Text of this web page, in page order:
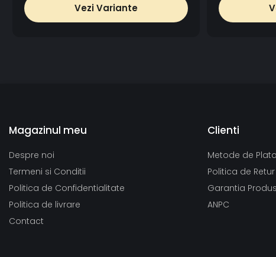
Vezi Variante
Magazinul meu
Despre noi
Termeni si Conditii
Politica de Confidentialitate
Politica de livrare
Contact
Clienti
Metode de Plata
Politica de Retur
Garantia
ANPC